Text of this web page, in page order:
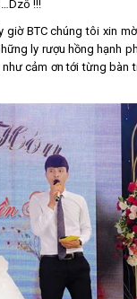
!!!
giờ BTC chúng tôi xin
ly rượu hồng hạnh
cảm ơn tới từng bàn